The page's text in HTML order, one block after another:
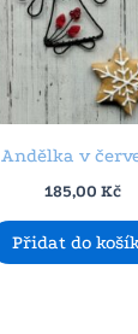
Andělka v
185,00 Kč
Přidat do